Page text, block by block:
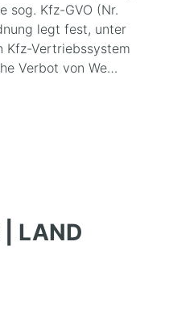
sog. Kfz-GVO (Nr.
legt fest, unter
Kfz-Vertriebssystem
Verbot von We…
| LAND